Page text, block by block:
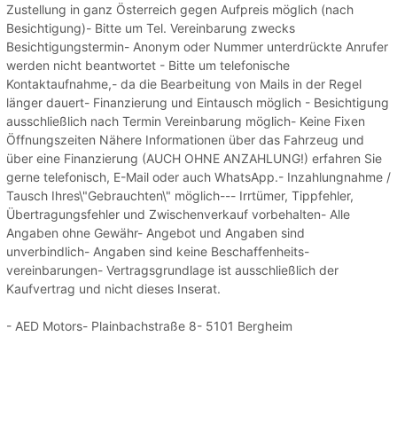
Zustellung in ganz Österreich gegen Aufpreis möglich (nach
Besichtigung)- Bitte um Tel. Vereinbarung zwecks
Besichtigungstermin- Anonym oder Nummer unterdrückte Anrufer
werden nicht beantwortet - Bitte um telefonische
Kontaktaufnahme,- da die Bearbeitung von Mails in der Regel
länger dauert- Finanzierung und Eintausch möglich - Besichtigung
ausschließlich nach Termin Vereinbarung möglich- Keine Fixen
Öffnungszeiten Nähere Informationen über das Fahrzeug und
über eine Finanzierung (AUCH OHNE ANZAHLUNG!) erfahren Sie
gerne telefonisch, E-Mail oder auch WhatsApp.- Inzahlungnahme /
Tausch Ihres\"Gebrauchten\" möglich--- Irrtümer, Tippfehler,
Übertragungsfehler und Zwischenverkauf vorbehalten- Alle
Angaben ohne Gewähr- Angebot und Angaben sind
unverbindlich- Angaben sind keine Beschaffenheits-
vereinbarungen- Vertragsgrundlage ist ausschließlich der
Kaufvertrag und nicht dieses Inserat.
- AED Motors- Plainbachstraße 8- 5101 Bergheim